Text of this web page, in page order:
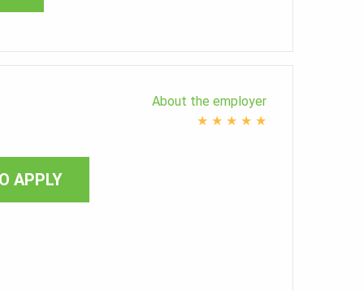
About the employer
★ ★ ★ ★ ★
APPLY